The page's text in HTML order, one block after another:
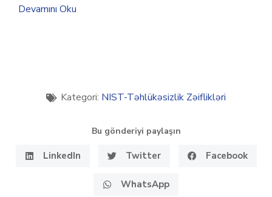
Devamını Oku
Kategori: NIST-Təhlükəsizlik Zəiflikləri
Bu gönderiyi paylaşın
LinkedIn Twitter Facebook
WhatsApp